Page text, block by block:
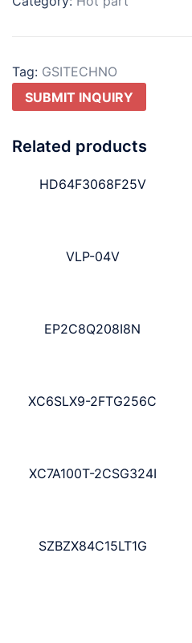
Tag: GSITECHNO
SUBMIT INQUIRY
Related products
HD64F3068F25V
VLP-04V
EP2C8Q208I8N
XC6SLX9-2FTG256C
XC7A100T-2CSG324I
SZBZX84C15LT1G